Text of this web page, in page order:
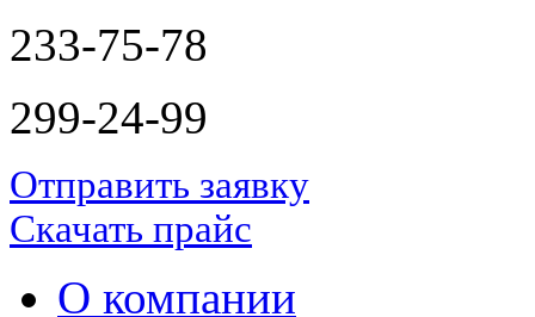
233-75-78
299-24-99
Отправить заявку
Скачать прайс
О компании